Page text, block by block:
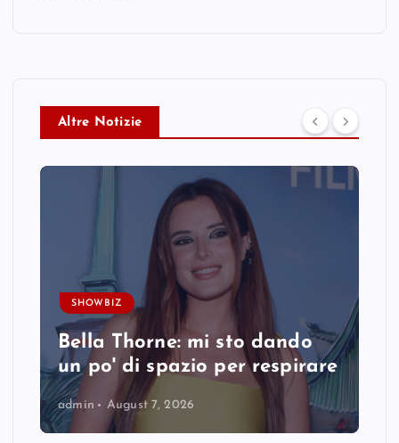
Altre Notizie
SHOWBIZ
Bella Thorne: mi sto dando
un po' di spazio per respirare
admin August 7, 2026